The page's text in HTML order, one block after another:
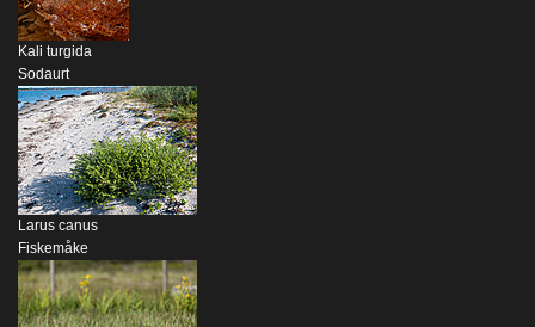
Kali turgida
Sodaurt
Larus canus
Fiskemåke